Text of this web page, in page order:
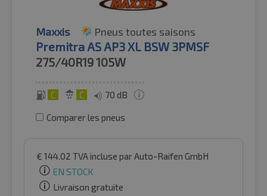
Maxxis Pneus toutes saisons
Premitra AS AP3 XL BSW 3PMSF
275/40R19105W
C C 70 dB
Comparer les pneus
€ 144.02 TVA incluse par Auto-Raifen GmbH
EN STOCK
Livraison gratuite